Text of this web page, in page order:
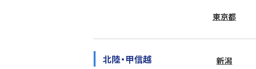
東京都
北陸・甲信越 新潟